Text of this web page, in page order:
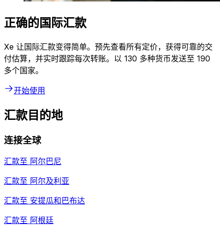
正确的国际汇款
Xe 让国际汇款变得简单。预先查看所有定价，获得可靠的交
付估算，并实时跟踪每次转账。以 130 多种货币发送至 190
多个国家。
开始使用
汇款目的地
连接全球
汇款至 阿尔巴尼
汇款至 阿尔及利亚
汇款至 安提瓜和巴布达
汇款至 阿根廷